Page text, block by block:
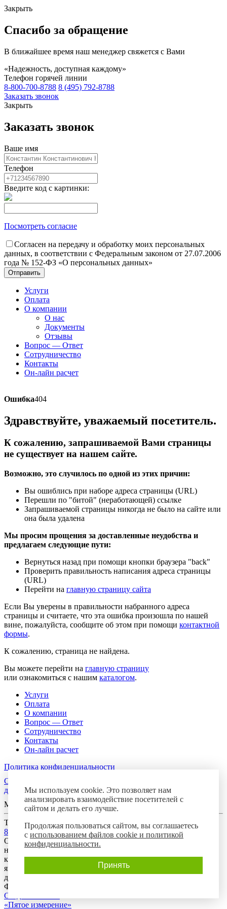
Закрыть
Спасибо за обращение
В ближайшее время наш менеджер свяжется с Вами
«Надежность, доступная каждому»
Телефон горячей линии
8-800-700-8788 8 (495) 792-8788
Заказать звонок
Закрыть
Заказать звонок
Ваше имя
Телефон
Введите код с картинки:
Посмотреть согласие
Согласен на передачу и обработку моих персональных
данных, в соответствии с Федеральным законом от 27.07.2006
года № 152-ФЗ «О персональных данных»
Отправить
Услуги
Оплата
О компании
О нас
Документы
Отзывы
Вопрос — Ответ
Сотрудничество
Контакты
Он-лайн расчет
Ошибка404
Здравствуйте, уважаемый посетитель.
К сожалению, запрашиваемой Вами страницы
не существует на нашем сайте.
Возможно, это случилось по одной из этих причин:
Вы ошиблись при наборе адреса страницы (URL)
Перешли по "битой" (неработающей) ссылке
Запрашиваемой страницы никогда не было на сайте или
она была удалена
Мы просим прощения за доставленные неудобства и
предлагаем следующие пути:
Вернуться назад при помощи кнопки браузера "back"
Проверить правильность написания адреса страницы
(URL)
Перейти на главную страницу сайта
Если Вы уверены в правильности набранного адреса
страницы и считаете, что эта ошибка произошла по нашей
вине, пожалуйста, сообщите об этом при помощи контактной
формы.
К сожалению, страница не найдена.
Вы можете перейти на главную страницу
или ознакомиться с нашим каталогом.
Услуги
Оплата
О компании
Вопрос — Ответ
Сотрудничество
Контакты
Он-лайн расчет
Политика конфиденциальности
Согласие посетителя сайта на обработку персональных
данных
Мы в соцсетях
Телефон горячей линии
8-800-700-8788
Обращаем Ваше внимание на то, что данный интернет-сайт
носит исключительно информационный характер и ни при
каких условиях предложения, размещенные на нем, не
являются публичной офертой, определяемой положениями
действующего гражданского законодательства Российской
Федерации.
Создание сайта:
«Пятое измерение»
Мы используем cookie. Это позволяет нам
анализировать взаимодействие посетителей с
сайтом и делать его лучше.
Продолжая пользоваться сайтом, вы соглашаетесь
с использованием файлов cookie и политикой
конфиденциальности.
Принять